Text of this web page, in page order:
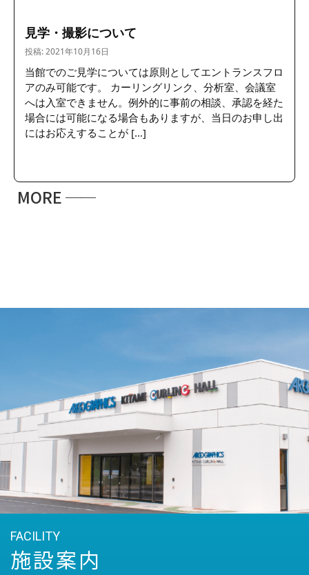
見学・撮影について
投稿: 2021年10月16日
当館でのご見学については原則としてエントランスフロ
アのみ可能です。 カーリングリンク、分析室、会議室
へは入室できません。例外的に事前の相談、承認を経た
場合には可能になる場合もありますが、当日のお申し出
にはお応えすることが […]
MORE──
FACILITY
施設案内